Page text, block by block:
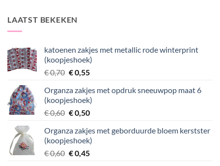
LAATST BEKEKEN
katoenen zakjes met metallic rode winterprint
(koopjeshoek)
€0,70 Oorspronkelijke
was:
€ 0,70.
€0,55Huidige
is:
€ 0,55.
Organza zakjes met opdruk sneeuwpop maat 6
(koopjeshoek)
€0,60 Oorspronkelijke
was:
€ 0,60.
€0,50Huidige
is:
€ 0,50.
Organza zakjes met geborduurde bloem kerstster
(koopjeshoek)
€0,60 Oorspronkelijke
€0,45Huidige